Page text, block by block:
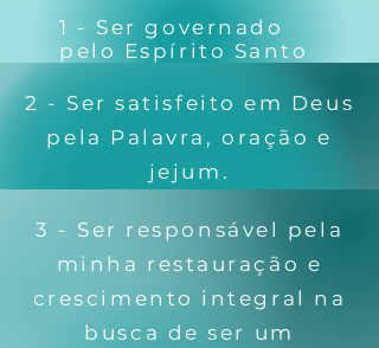
1 - Ser governado
pelo Espírito Santo
2 - Ser satisfeito em Deus
pela Palavra, oração e
jejum.
3 - Ser responsável pela
minha restauração e
crescimento integral na
busca de ser um